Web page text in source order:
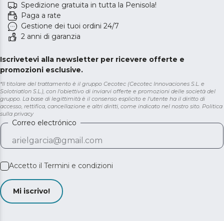
Spedizione gratuita in tutta la Penisola!
Paga a rate
Gestione dei tuoi ordini 24/7
2 anni di garanzia
Iscrivetevi alla newsletter per ricevere offerte e
promozioni esclusive.
*Il titolare del trattamento è il gruppo Cecotec (Cecotec Innovaciones S.L. e
Solotriatlon S.L.), con l'obiettivo di inviarvi offerte e promozioni delle società del
gruppo. La base di legittimità è il consenso esplicito e l'utente ha il diritto di
accesso, rettifica, cancellazione e altri diritti, come indicato nel nostro sito. Politica
sulla privacy
Correo electrónico
Accetto il Termini e condizioni
Mi iscrivo!